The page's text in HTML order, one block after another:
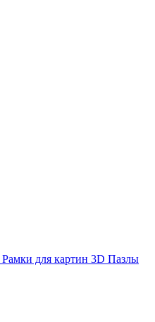
Рамки для картин 3D Пазлы